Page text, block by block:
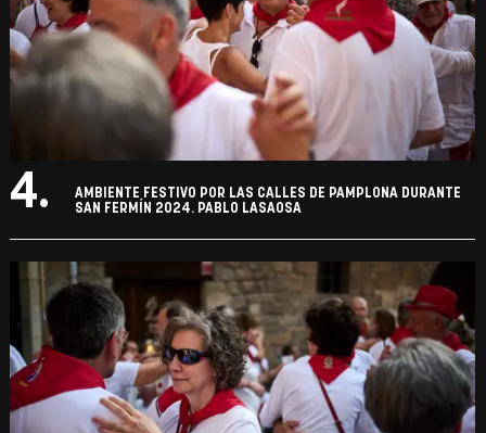
4.
AMBIENTE FESTIVO POR LAS CALLES DE PAMPLONA DURANTE
SAN FERMÍN 2024. PABLO LASAOSA